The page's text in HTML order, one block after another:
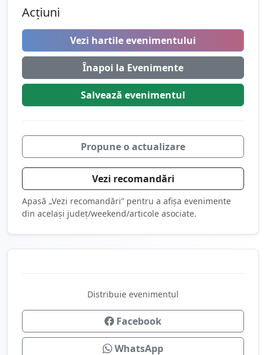
Acțiuni
Vezi hartile evenimentului
Înapoi la Evenimente
Salvează evenimentul
Propune o actualizare
Vezi recomandări
Apasă „Vezi recomandări” pentru a afișa evenimente
din același județ/weekend/articole asociate.
Distribuie evenimentul
Facebook
WhatsApp